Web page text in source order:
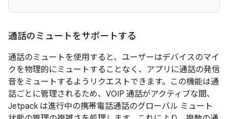
通話のミュートをサポートする
通話のミュートを使用すると、ユーザーはデバイスのマイ
クを物理的にミュートすることなく、アプリに通話の発信
音をミュートするようリクエストできます。この機能は通
話ごとに管理されるため、VOIP 通話がアクティブな間、
Jetpack は進行中の携帯電話通話のグローバル ミュート